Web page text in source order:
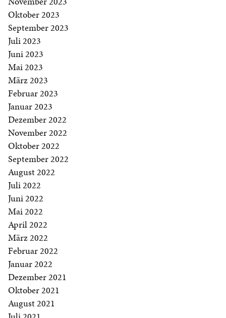
Oktober 2023
September 2023
Juli 2023
Juni 2023
Mai 2023
März 2023
Februar 2023
Januar 2023
Dezember 2022
November 2022
Oktober 2022
September 2022
August 2022
Juli 2022
Juni 2022
Mai 2022
April 2022
März 2022
Februar 2022
Januar 2022
Dezember 2021
Oktober 2021
August 2021